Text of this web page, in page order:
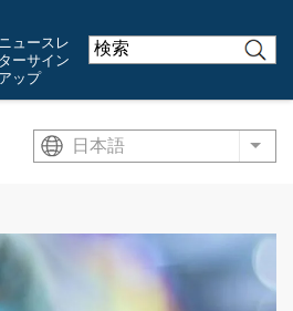
ニュースレ
ターサイン
アップ
日本語 List